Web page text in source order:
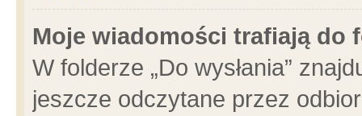
Moje wiadomości trafiają do
W folderze „Do wysłania”
jeszcze odczytane przez